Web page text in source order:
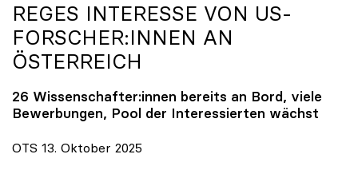
REGES INTERESSE VON US-
FORSCHER:INNEN AN
ÖSTERREICH
26 Wissenschafter:innen bereits an Bord, viele
Bewerbungen, Pool der Interessierten wächst
OTS 13. Oktober 2025